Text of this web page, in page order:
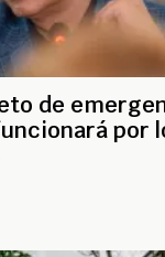
de
por